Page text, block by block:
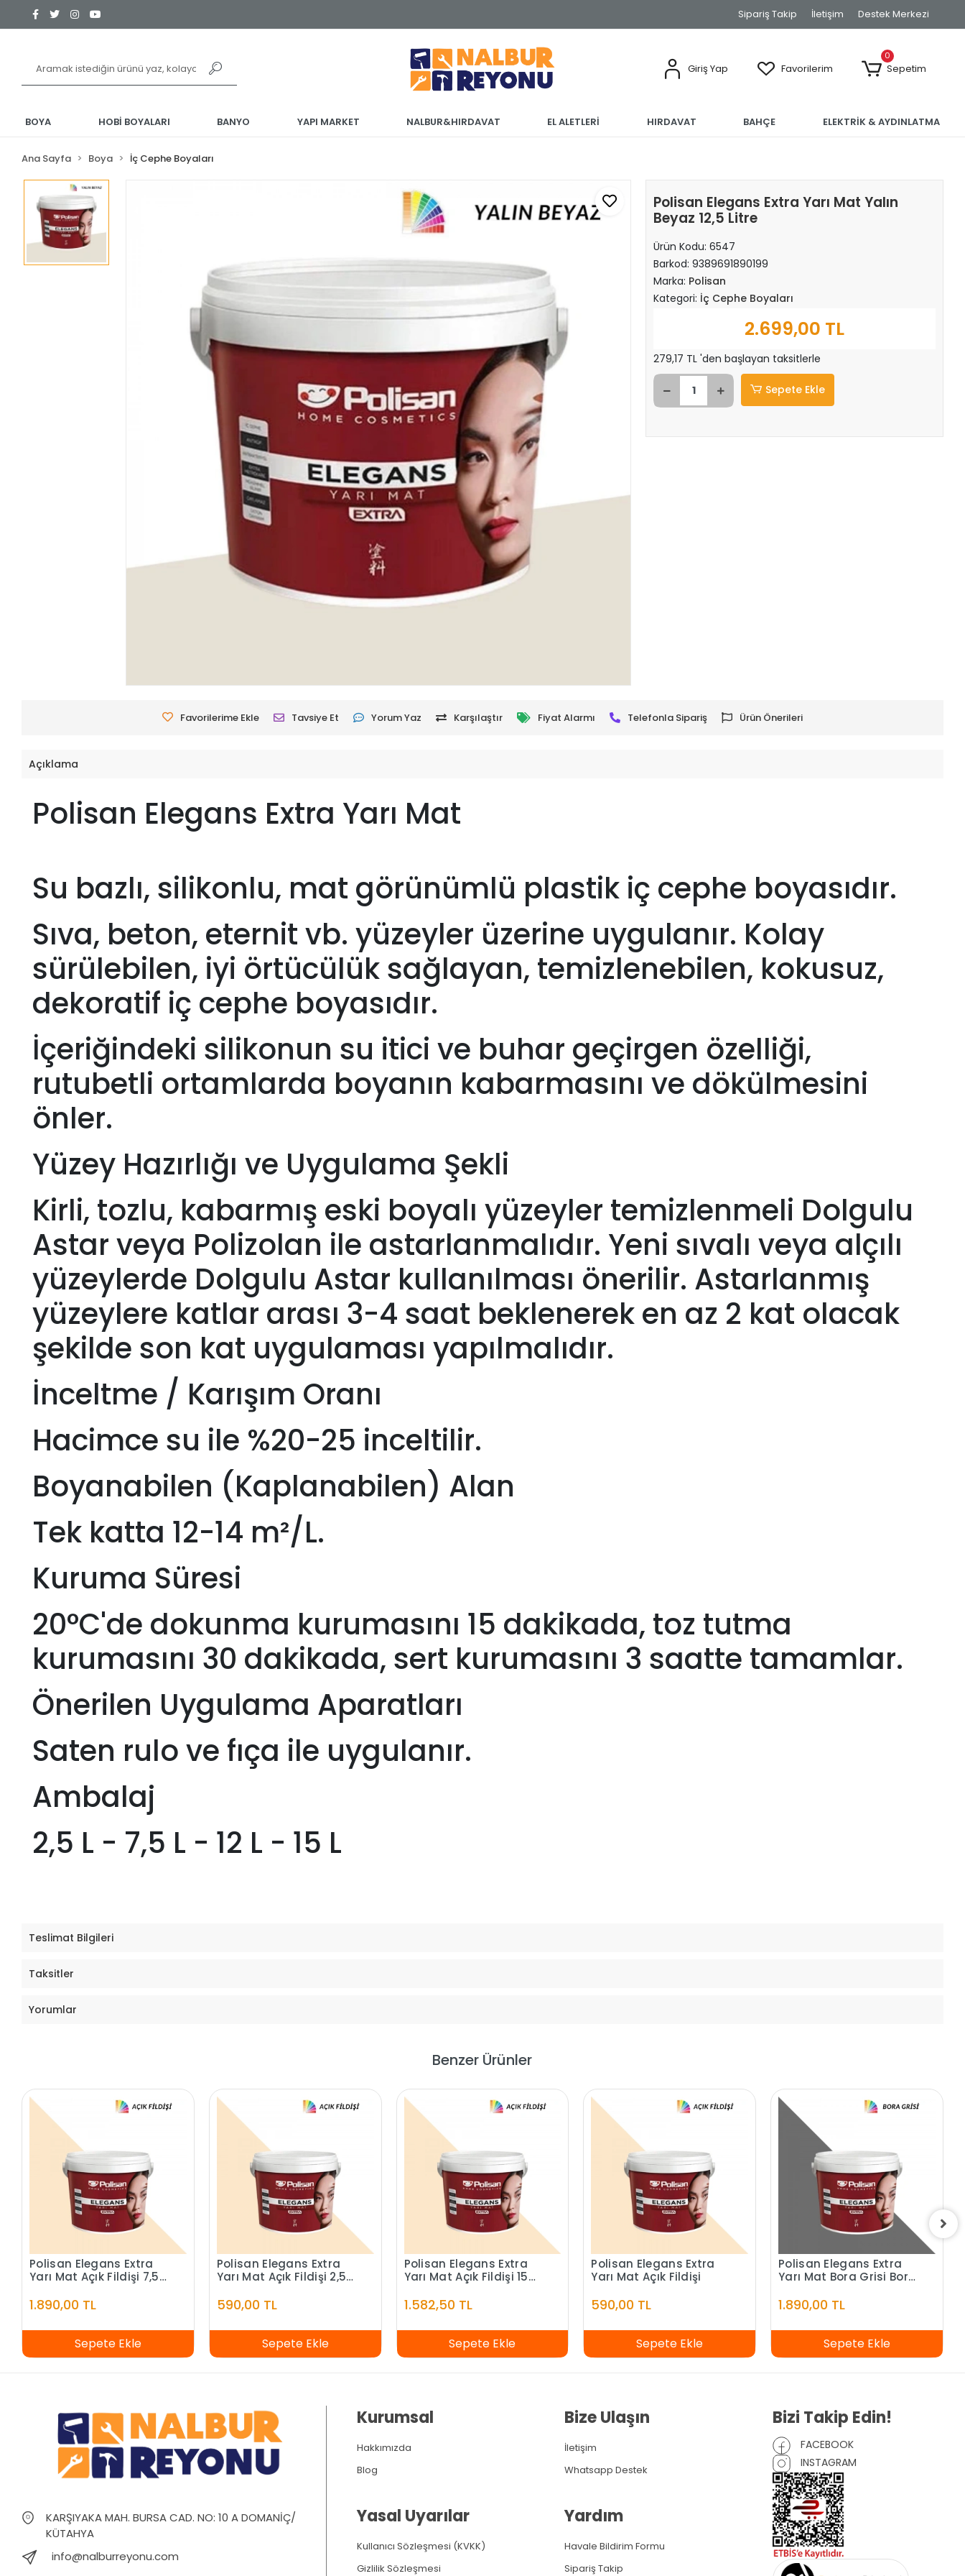
Sipariş Takip İletişim Destek Merkezi
Giriş Yap Favorilerim
0
Sepetim
BOYA HOBİ BOYALARI BANYO YAPI MARKET NALBUR&HIRDAVAT EL ALETLERİ HIRDAVAT BAHÇE ELEKTRİK & AYDINLATMA
Ana Sayfa Boya İç Cephe Boyaları
Polisan Elegans Extra Yarı Mat Yalın
Beyaz 12,5 Litre
Ürün Kodu:6547
Barkod:9389691890199
Marka: Polisan
Kategori: İç Cephe Boyaları
2.699,00 TL
279,17 TL 'den başlayan taksitlerle
Sepete Ekle
Favorilerime Ekle Tavsiye Et Yorum Yaz Karşılaştır Fiyat Alarmı Telefonla Sipariş Ürün Önerileri
Açıklama
Polisan Elegans Extra Yarı Mat
Su bazlı, silikonlu, mat görünümlü plastik iç cephe boyasıdır.
Sıva, beton, eternit vb. yüzeyler üzerine uygulanır. Kolay
sürülebilen, iyi örtücülük sağlayan, temizlenebilen, kokusuz,
dekoratif iç cephe boyasıdır.
İçeriğindeki silikonun su itici ve buhar geçirgen özelliği,
rutubetli ortamlarda boyanın kabarmasını ve dökülmesini
önler.
Yüzey Hazırlığı ve Uygulama Şekli
Kirli, tozlu, kabarmış eski boyalı yüzeyler temizlenmeli Dolgulu
Astar veya Polizolan ile astarlanmalıdır. Yeni sıvalı veya alçılı
yüzeylerde Dolgulu Astar kullanılması önerilir. Astarlanmış
yüzeylere katlar arası 3-4 saat beklenerek en az 2 kat olacak
şekilde son kat uygulaması yapılmalıdır.
İnceltme / Karışım Oranı
Hacimce su ile %20-25 inceltilir.
Boyanabilen (Kaplanabilen) Alan
Tek katta 12-14 m²/L.
Kuruma Süresi
20°C'de dokunma kurumasını 15 dakikada, toz tutma
kurumasını 30 dakikada, sert kurumasını 3 saatte tamamlar.
Önerilen Uygulama Aparatları
Saten rulo ve fıça ile uygulanır.
Ambalaj
2,5 L - 7,5 L - 12 L - 15 L
Teslimat Bilgileri
Taksitler
Yorumlar
Benzer Ürünler
Polisan Elegans Extra
Yarı Mat Açık Fildişi 7,5
1.890,00 TL
Sepete Ekle
Polisan Elegans Extra
Yarı Mat Açık Fildişi 2,5
590,00 TL
Sepete Ekle
Polisan Elegans Extra
Yarı Mat Açık Fildişi 15
1.582,50 TL
Sepete Ekle
Polisan Elegans Extra
Yarı Mat Açık Fildişi
590,00 TL
Sepete Ekle
Polisan Elegans Extra
Yarı Mat Bora Grisi Bora
1.890,00 TL
Sepete Ekle
KARŞIYAKA MAH. BURSA CAD. NO: 10 A DOMANİÇ/
KÜTAHYA
info@nalburreyonu.com
Kurumsal
Hakkımızda
Blog
Yasal Uyarılar
Kullanıcı Sözleşmesi (KVKK)
Gizlilik Sözleşmesi
Bize Ulaşın
İletişim
Whatsapp Destek
Yardım
Havale Bildirim Formu
Sipariş Takip
Bizi Takip Edin!
FACEBOOK
INSTAGRAM